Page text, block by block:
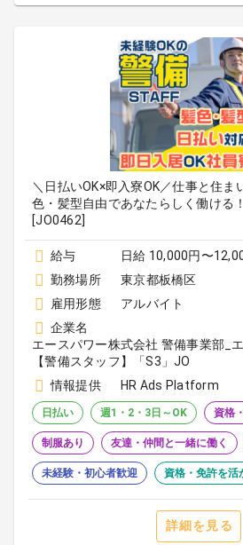
＼日払いOK×即入寮OK／仕事と住ま
色・髪型自由であなたらしく働ける
[JO0462]
給与
日給 10,000円〜
勤務場所
東京都板橋区
雇用形態
アルバイト
企業名
エースパワー株式会社 警備事業部_
【警備スタッフ】「S3」JO
情報提供
HR Ads Platform
日払い 週1・2・3日～OK 資格
制服あり 友達・仲間と一緒に働く
未経験・初心者歓迎 資格・免許を活
詳細を見る